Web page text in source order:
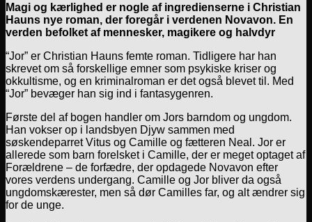
Magi og kærlighed er nogle af ingredienserne i Christian
Hauns nye roman, der foregår i verdenen Novavon. En
verden befolket af mennesker, magikere og halvdyr
“Jor” er Christian Hauns femte roman. Tidligere har han
skrevet om så forskellige emner som psykiske kriser og
okkultisme, og en kriminalroman er det også blevet til. Med
“Jor” bevæger han sig ind i fantasygenren.
Første del af bogen handler om Jors barndom og ungdom.
Han vokser op i landsbyen Djyw sammen med
søskendeparret Vitus og Camille og fætteren Neal. Jor er
allerede som barn forelsket i Camille, der er meget optaget af
Forældrene – de forfædre, der opdagede Novavon efter
vores verdens undergang. Camille og Jor bliver da også
ungdomskærester, men så dør Camilles far, og alt ændrer sig
for de unge.